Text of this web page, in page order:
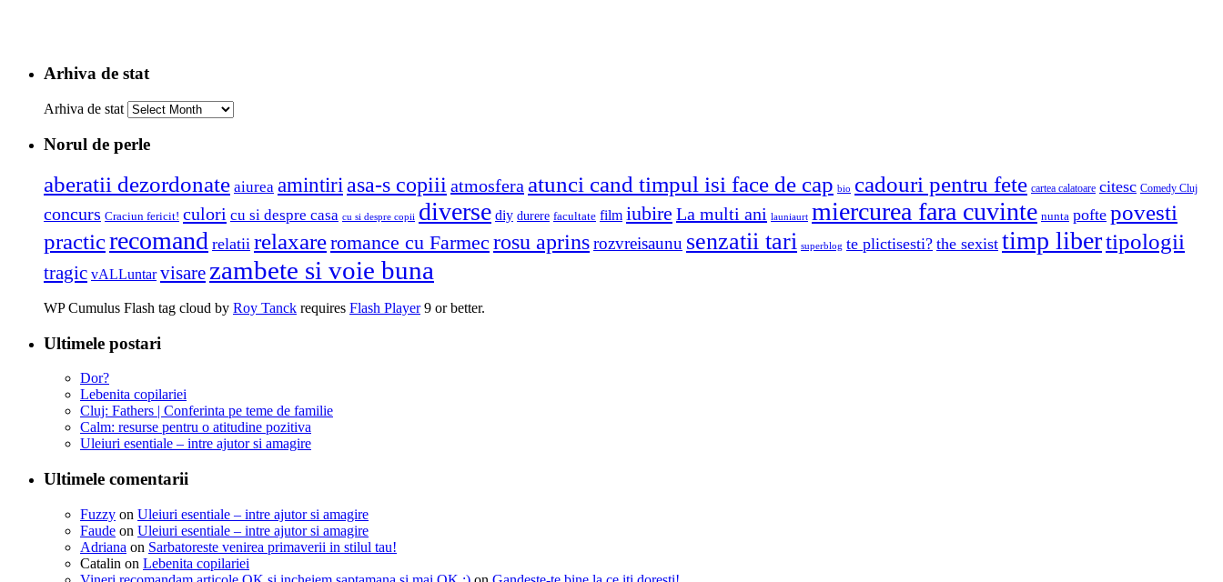
Arhiva de stat
Arhiva de stat
Norul de perle
aberatii dezordonate aiurea amintiriasa-s copiii atmosfera atunci cand timpul isi face de cap bio cadouri pentru fete cartea calatoare citesc Comedy Cluj
concurs Craciun fericit! culori cu si despre casa cu si despre copii diverse diy durere facultate film iubire La multi ani launiaurt miercurea fara cuvinte nunta pofte povesti
practicrecomand relatii relaxareromance cu Farmec rosu aprinsrozvreisaunu senzatii tari superblog te plictisesti? the sexist timp libertipologii
tragic vALLuntar visare zambete si voie buna
WP Cumulus Flash tag cloud by Roy Tanck requires Flash Player9 or better.
Ultimele postari
Dor?
Lebenita copilariei
Cluj: Fathers | Conferinta pe teme de familie
Calm: resurse pentru o atitudine pozitiva
Uleiuri esentiale – intre ajutor si amagire
Ultimele comentarii
Fuzzy on Uleiuri esentiale – intre ajutor si amagire
Faude on Uleiuri esentiale – intre ajutor si amagire
Adriana on Sarbatoreste venirea primaverii in stilul tau!
Catalin on Lebenita copilariei